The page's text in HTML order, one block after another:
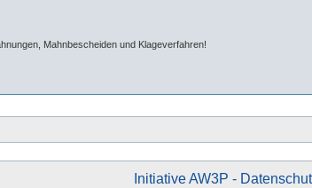
Mahnbescheiden und Klageverfahren!
Initiative AW3P -